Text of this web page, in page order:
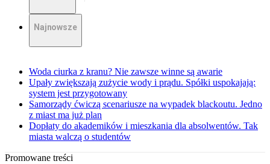
Najnowsze
Woda ciurka z kranu? Nie zawsze winne są awarie
Upały zwiększają zużycie wody i prądu. Spółki uspokajają:
system jest przygotowany
Samorządy ćwiczą scenariusze na wypadek blackoutu. Jedno
z miast ma już plan
Dopłaty do akademików i mieszkania dla absolwentów. Tak
miasta walczą o studentów
Promowane treści